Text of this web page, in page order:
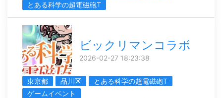
とある科学の超電磁砲T
ビックリマンコラボ
2026-02-27 18:23:38
東京都 品川区
とある科学の超電磁砲T
ゲームイベント